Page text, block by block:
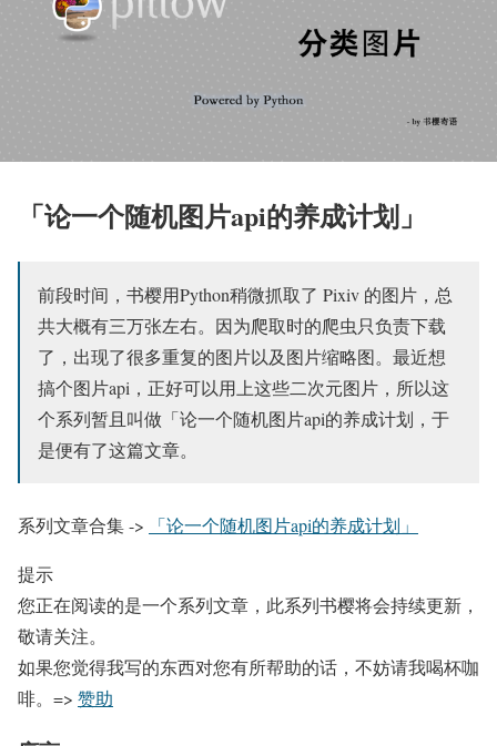
「论一个随机图片api的养成计划」
前段时间，书樱用Python稍微抓取了 Pixiv 的图片，总
共大概有三万张左右。因为爬取时的爬虫只负责下载
了，出现了很多重复的图片以及图片缩略图。最近想
搞个图片api，正好可以用上这些二次元图片，所以这
个系列暂且叫做「论一个随机图片api的养成计划，于
是便有了这篇文章。
系列文章合集 -> 「论一个随机图片api的养成计划」
提示
您正在阅读的是一个系列文章，此系列书樱将会持续更新，
敬请关注。
如果您觉得我写的东西对您有所帮助的话，不妨请我喝杯咖
啡。=> 赞助